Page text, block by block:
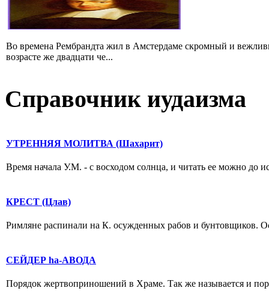
Во времена Рембрандта жил в Амстердаме скромный и
возрасте же двадцати че...
Справочник иудаизма
УТРЕННЯЯ МОЛИТВА (Шахарит)
Время начала У.М. - с восходом солнца, и читать ее можно до
КРЕСТ (Цлав)
Римляне распинали на К. осужденных рабов и бунтовщиков.
СЕЙДЕР hа-АВОДА
Порядок жертвоприношений в Храме. Так же называется и